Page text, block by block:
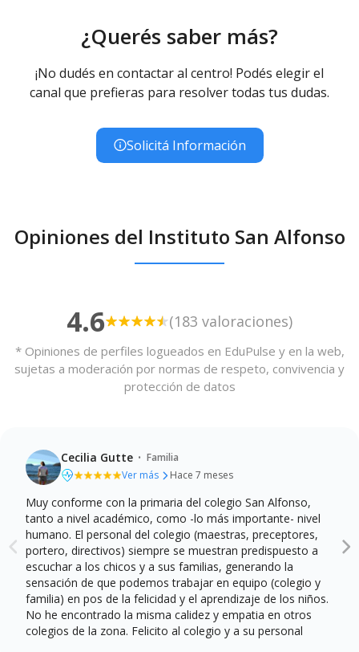
¿Querés saber más?
¡No dudés en contactar al centro! Podés elegir el
canal que prefieras para resolver todas tus dudas.
Solicitá Información
Opiniones del Instituto San Alfonso
4.6 (183 valoraciones)
* Opiniones de perfiles logueados en EduPulse y en la web,
sujetas a moderación por normas de respeto, convivencia y
protección de datos
Cecilia Gutte · Familia
Ver más
Hace 7 meses
Calidad de la enseñanza
Profesionalidad del profesorado
Instalaciones y recursos
Comunicación y atención a las familias
Muy conforme con la primaria del colegio San Alfonso,
tanto a nivel académico, como -lo más importante- nivel
humano. El personal del colegio (maestras, preceptores,
portero, directivos) siempre se muestran predispuesto a
escuchar a los chicos y a sus familias, generando la
sensación de que podemos trabajar en equipo (colegio y
familia) en pos de la felicidad y el aprendizaje de los niños.
No he encontrado la misma calidez y empatia en otros
colegios de la zona. Felicito al colegio y a su personal